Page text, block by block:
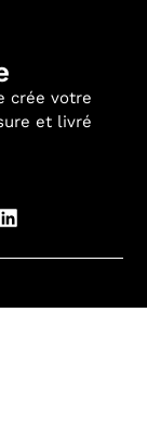
crée votre
et livré